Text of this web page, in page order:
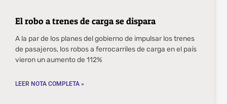
El robo a trenes de carga se dispara
A la par de los planes del gobierno de impulsar los trenes
de pasajeros, los robos a ferrocarriles de carga en el país
vieron un aumento de 112%
LEER NOTA COMPLETA »